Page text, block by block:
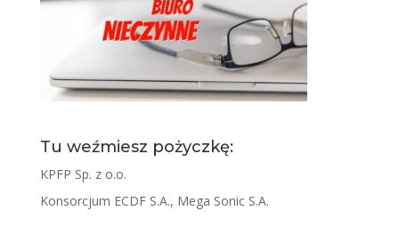
Tu weźmiesz pożyczkę:
KPFP Sp. z o.o.
Konsorcjum ECDF S.A., Mega Sonic S.A.